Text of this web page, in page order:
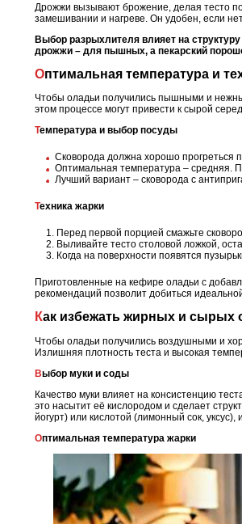
Дрожжи вызывают брожение, делая тесто
замешивании и нагреве. Он удобен, если
Выбор разрыхлителя влияет на
дрожжи – для пышных, а пекарский
Оптимальная температура и
Чтобы оладьи получились пышными и
этом процессе могут привести к сырой
Температура и выбор посуды
Сковорода должна хорошо прогреться
Оптимальная температура – средняя.
Лучший вариант – сковорода с
Техника жарки
Перед первой порцией смажьте
Выливайте тесто столовой ложкой,
Когда на поверхности появятся
Приготовленные на кефире оладьи с
рекомендаций позволит добиться
Как избежать жирных и сырых
Чтобы оладьи получились воздушными и
Излишняя плотность теста и высокая
Выбор муки и соды
Качество муки влияет на консистенцию
это насытит её кислородом и сделает
йогурт) или кислотой (лимонный сок,
Оптимальная температура жарки